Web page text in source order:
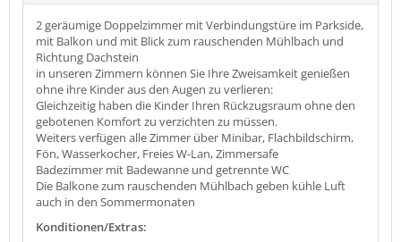
2 geräumige Doppelzimmer mit Verbindungstüre im Parkside,
mit Balkon und mit Blick zum rauschenden Mühlbach und
Richtung Dachstein
in unseren Zimmern können Sie Ihre Zweisamkeit genießen
ohne ihre Kinder aus den Augen zu verlieren:
Gleichzeitig haben die Kinder Ihren Rückzugsraum ohne den
gebotenen Komfort zu verzichten zu müssen.
Weiters verfügen alle Zimmer über Minibar, Flachbildschirm,
Fön, Wasserkocher, Freies W-Lan, Zimmersafe
Badezimmer mit Badewanne und getrennte WC
Die Balkone zum rauschenden Mühlbach geben kühle Luft
auch in den Sommermonaten
Konditionen/Extras: